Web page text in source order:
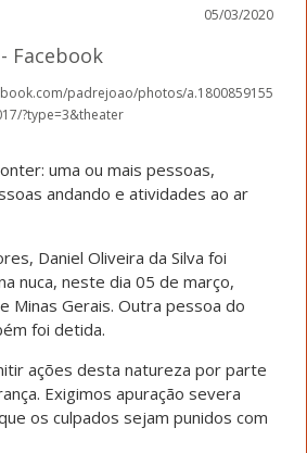
05/03/2020
Facebook
padrejoao/photos/a.1800859155
?type=3&theater
Daniel Oliveira da Silva foi
nuca, neste dia 05 de março,
Minas Gerais. Outra pessoa do
foi detida.
ações desta natureza por parte
Exigimos apuração severa
os culpados sejam punidos com